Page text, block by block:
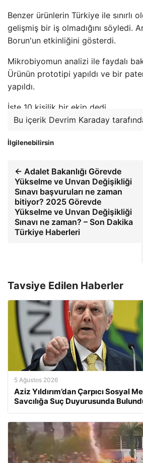
Benzer ürünlerin Türkiye ile sınırlı
gelişmiş bir iş olmadığını söyledi.
Borun'un etkinliğini gösterdi.
Mikrobiyomun analizi ile faydalı
Ürünün prototipi yapıldı ve bir
yapıldı.
İşte 10 kişilik bir ekip dedi.
Bu içerik Devrim Karaday
İlgilenebilirsin
← Adalet Bakanlığı Görevde
Yükselme ve Unvan Değişikliği
Sınavı başvuruları ne zaman
bitiyor? 2025 Görevde
Yükselme ve Unvan Değişikliği
Sınavı ne zaman? – Son Dakika
Türkiye Haberleri
Tavsiye Edilen Haberler
5 Ağustos 2026
Aziz Yıldırım’dan Çarpıcı Sosyal
Savcılığa Suç Duyurusunda